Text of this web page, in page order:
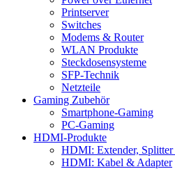
Printserver
Switches
Modems & Router
WLAN Produkte
Steckdosensysteme
SFP-Technik
Netzteile
Gaming Zubehör
Smartphone-Gaming
PC-Gaming
HDMI-Produkte
HDMI: Extender,
HDMI: Kabel & Adapter